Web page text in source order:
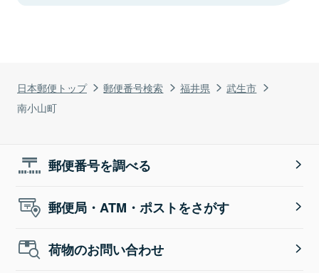
日本郵便トップ 郵便番号検索 福井県
武生市
南小山町
郵便番号を調べる
郵便局・ATM・ポストをさがす
荷物のお問い合わせ